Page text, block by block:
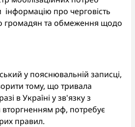
про черговість
громадян та обмеження щодо
у пояснювальній записці,
тому, що тривала
в Україні у зв'язку з
рф, потребує
правил.